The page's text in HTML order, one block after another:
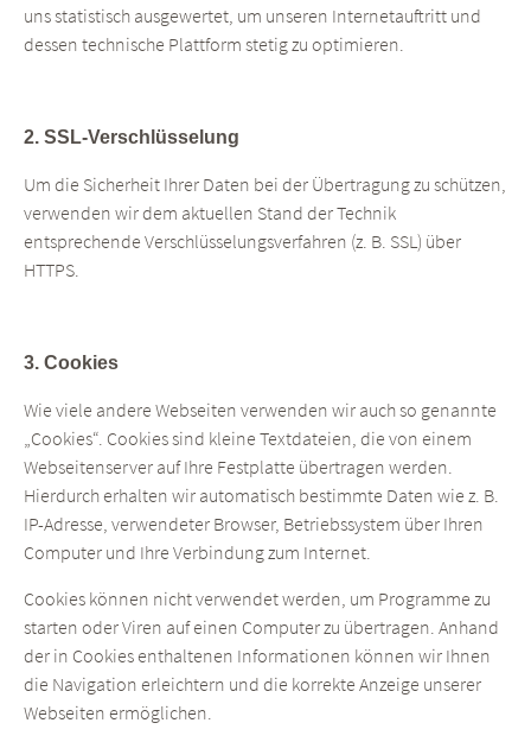
uns statistisch ausgewertet, um unseren Internetauftritt und
dessen technische Plattform stetig zu optimieren.
2. SSL-Verschlüsselung
Um die Sicherheit Ihrer Daten bei der Übertragung zu schützen,
verwenden wir dem aktuellen Stand der Technik
entsprechende Verschlüsselungsverfahren (z. B. SSL) über
HTTPS.
3. Cookies
Wie viele andere Webseiten verwenden wir auch so genannte
„Cookies“. Cookies sind kleine Textdateien, die von einem
Webseitenserver auf Ihre Festplatte übertragen werden.
Hierdurch erhalten wir automatisch bestimmte Daten wie z. B.
IP-Adresse, verwendeter Browser, Betriebssystem über Ihren
Computer und Ihre Verbindung zum Internet.
Cookies können nicht verwendet werden, um Programme zu
starten oder Viren auf einen Computer zu übertragen. Anhand
der in Cookies enthaltenen Informationen können wir Ihnen
die Navigation erleichtern und die korrekte Anzeige unserer
Webseiten ermöglichen.